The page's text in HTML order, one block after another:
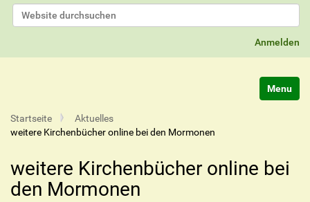
Website durchsuchen
Anmelden
Startseite
Aktuelles
weitere Kirchenbücher online bei den Mormonen
weitere Kirchenbücher online bei
den Mormonen